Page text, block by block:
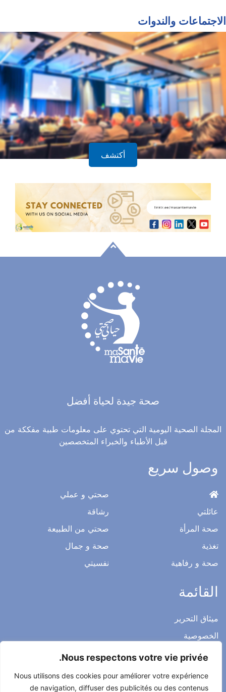
Nous respectons votre vie privée.
Nous utilisons des cookies pour améliorer votre expérience
de navigation, diffuser des publicités ou des contenus
الاجتماعات والندوات
أكتشف
صحة جيدة لحياة أفضل
المجلة الصحية اليومية التي تحتوي على معلومات طبية مفككة من
قبل الأطباء والخبراء المتخصصين
وصول سريع
عائلتي
صحة المرأة
تغذية
صحة و رفاهية
صحتي و عملي
رشاقة
صحتي من الطبيعة
صحة و جمال
نفسيتي
القائمة
ميثاق التحرير
الخصوصية
الاشعار القانوني
اتصل بنا